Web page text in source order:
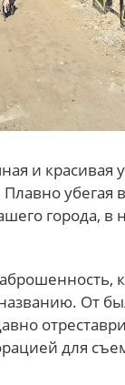
и красивая
убегая
города, в
От
для